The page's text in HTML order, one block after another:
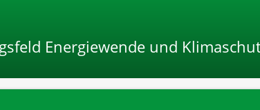
Energiewende und